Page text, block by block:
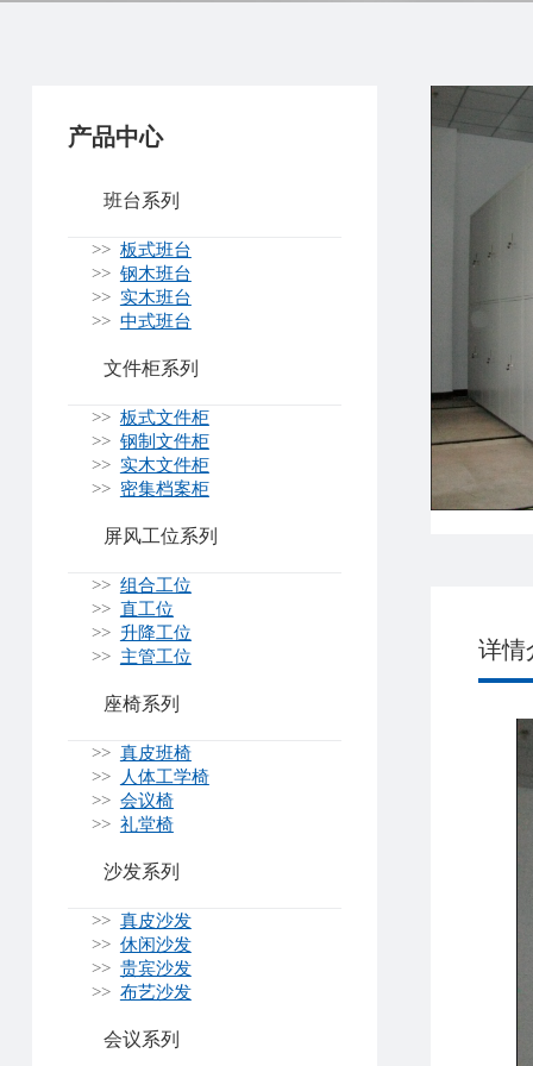
产品中心
班台系列
>> 板式班台
>> 钢木班台
>> 实木班台
>> 中式班台
文件柜系列
>> 板式文件柜
>> 钢制文件柜
>> 实木文件柜
>> 密集档案柜
屏风工位系列
>> 组合工位
>> 直工位
>> 升降工位
>> 主管工位
座椅系列
>> 真皮班椅
>>
人体工学椅
>> 会议椅
>> 礼堂椅
沙发系列
>> 真皮沙发
>> 休闲沙发
>> 贵宾沙发
>> 布艺沙发
会议系列
详情